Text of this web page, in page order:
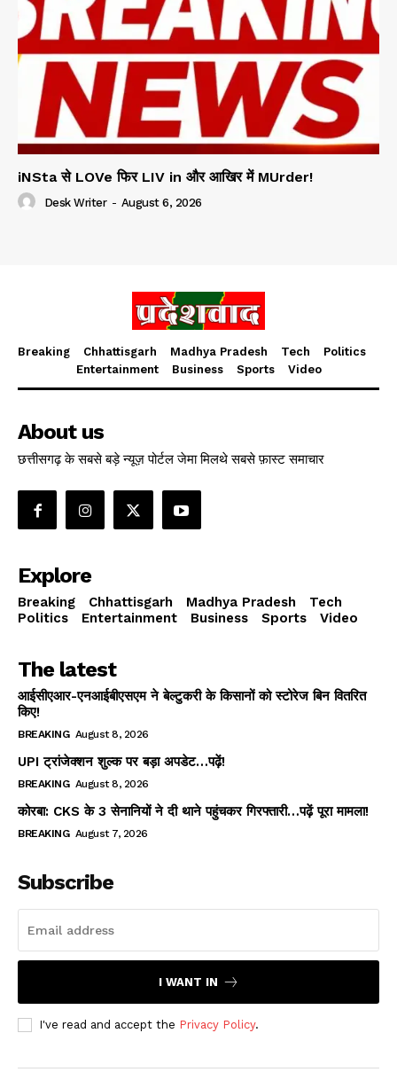
iNSta से LOVe फिर LIV in और आखिर में MUrder!
Desk Writer - August 6, 2026
Breaking Chhattisgarh Madhya Pradesh Tech
Politics
Entertainment
Business Sports Video
About us
छत्तीसगढ़ के सबसे बड़े न्यूज़ पोर्टल जेमा मिलथे सबसे फ़ास्ट समाचार
Explore
Breaking Chhattisgarh Madhya Pradesh
Tech
Politics
Entertainment Business Sports Video
The latest
आईसीएआर-एनआईबीएसएम ने बेल्टुकरी के किसानों को स्टोरेज बिन वितरित
किए!
BREAKING August 8, 2026
UPI ट्रांजेक्शन शुल्क पर बड़ा अपडेट…पढ़ें!
BREAKING August 8, 2026
कोरबा: CKS के 3 सेनानियों ने दी थाने पहुंचकर गिरफ्तारी…पढ़ें पूरा मामला!
BREAKING August 7, 2026
Subscribe
I WANT IN
I've read and accept the Privacy Policy.